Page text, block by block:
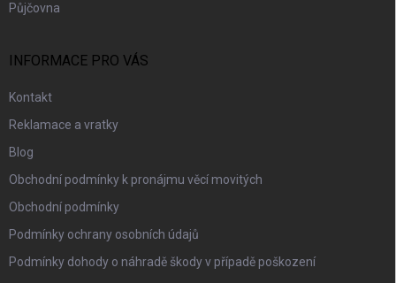
Půjčovna
INFORMACE PRO VÁS
Kontakt
Reklamace a vratky
Blog
Obchodní podmínky k pronájmu věcí movitých
Obchodní podmínky
Podmínky ochrany osobních údajů
Podmínky dohody o náhradě škody v případě poškození